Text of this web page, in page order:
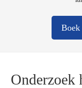
Boek
Onderzoek